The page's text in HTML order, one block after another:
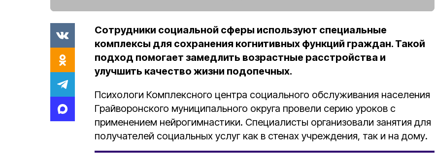
Сотрудники социальной сферы используют специальные
комплексы для сохранения когнитивных функций граждан. Такой
подход помогает замедлить возрастные расстройства и
улучшить качество жизни подопечных.
Психологи Комплексного центра социального обслуживания населения
Грайворонского муниципального округа провели серию уроков с
применением нейрогимнастики. Специалисты организовали занятия для
получателей социальных услуг как в стенах учреждения, так и на дому.